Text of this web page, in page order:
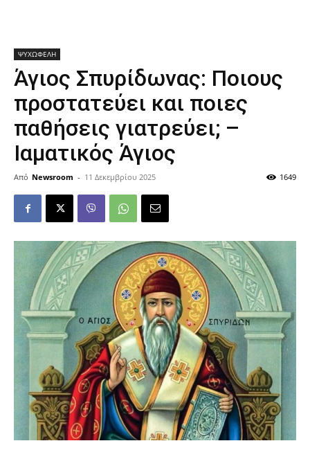
ΨΥΧΩΦΕΛΗ
Άγιος Σπυρίδωνας: Ποιους
προστατεύει και ποιες
παθήσεις γιατρεύει; –
Ιαματικός Άγιος
Από Newsroom - 11 Δεκεμβρίου 2025 1649